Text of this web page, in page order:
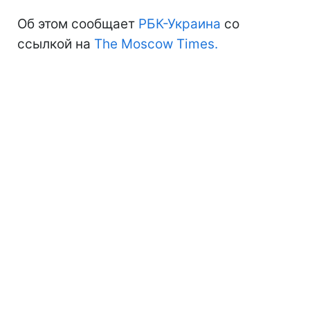
Об этом сообщает РБК-Украина со
ссылкой на The Moscow Times.